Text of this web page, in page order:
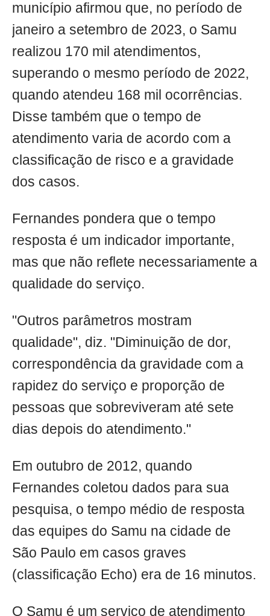
município afirmou que, no período de
janeiro a setembro de 2023, o Samu
realizou 170 mil atendimentos,
superando o mesmo período de 2022,
quando atendeu 168 mil ocorrências.
Disse também que o tempo de
atendimento varia de acordo com a
classificação de risco e a gravidade
dos casos.
Fernandes pondera que o tempo
resposta é um indicador importante,
mas que não reflete necessariamente a
qualidade do serviço.
"Outros parâmetros mostram
qualidade", diz. "Diminuição de dor,
correspondência da gravidade com a
rapidez do serviço e proporção de
pessoas que sobreviveram até sete
dias depois do atendimento."
Em outubro de 2012, quando
Fernandes coletou dados para sua
pesquisa, o tempo médio de resposta
das equipes do Samu na cidade de
São Paulo em casos graves
(classificação Echo) era de 16 minutos.
O Samu é um serviço de atendimento